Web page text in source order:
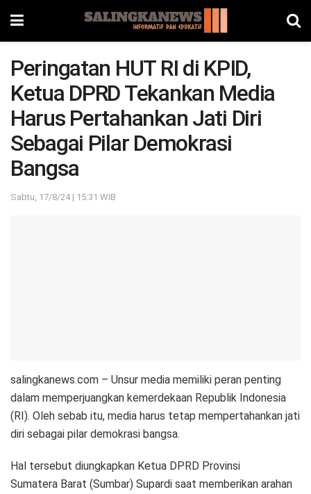
Peringatan HUT RI di KPID,
Ketua DPRD Tekankan Media
Harus Pertahankan Jati Diri
Sebagai Pilar Demokrasi
Bangsa
Sabtu, 17/8/24 | 15:31 WIB
salingkanews.com – Unsur media memiliki peran penting
dalam memperjuangkan kemerdekaan Republik Indonesia
(RI). Oleh sebab itu, media harus tetap mempertahankan jati
diri sebagai pilar demokrasi bangsa.
Hal tersebut diungkapkan Ketua DPRD Provinsi
Sumatera Barat (Sumbar) Supardi saat memberikan arahan